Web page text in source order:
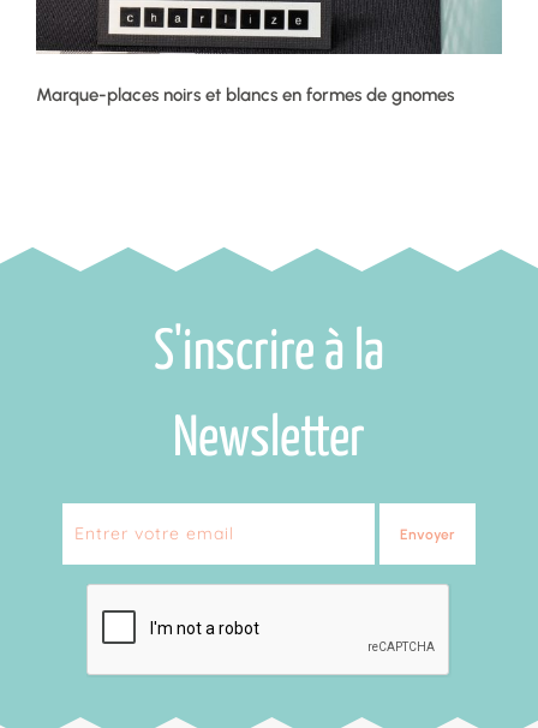
Marque-places noirs et blancs en formes de gnomes
S'inscrire à la
Newsletter
Envoyer